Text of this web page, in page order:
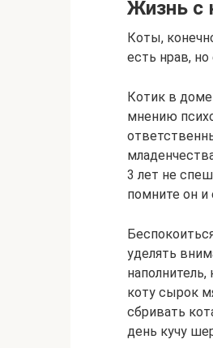
Жизнь с
Коты,
есть нрав,
Котик в доме
мнению
3 лет не
помните он
уделять
коту сырок
сбривать
день кучу